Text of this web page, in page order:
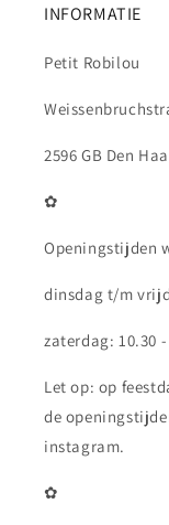
INFORMATIE
Petit Robilou
2596 GB Den
✿
Openingstijden
dinsdag t/m
zaterdag: 10.30 -
Let op: op
de
instagram.
✿